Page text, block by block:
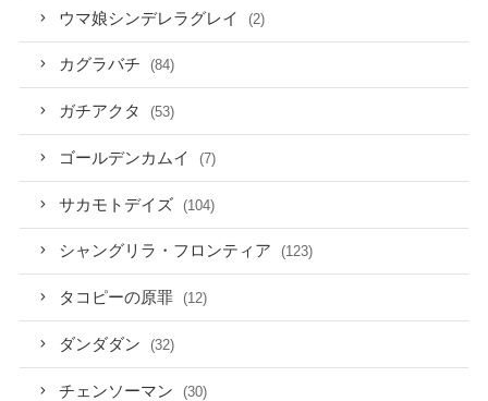
ウマ娘シンデレラグレイ (2)
カグラバチ (84)
ガチアクタ (53)
ゴールデンカムイ (7)
サカモトデイズ (104)
シャングリラ・フロンティア (123)
タコピーの原罪 (12)
ダンダダン (32)
チェンソーマン (30)